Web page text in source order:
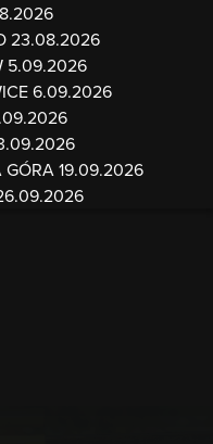
23.08.2026
5.09.2026
6.09.2026
GÓRA 19.09.2026